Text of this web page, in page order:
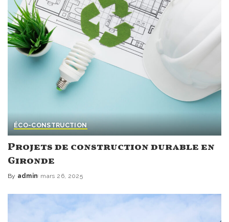
ÉCO-CONSTRUCTION
Projets de construction durable en
Gironde
Posted
By admin mars 26, 2025